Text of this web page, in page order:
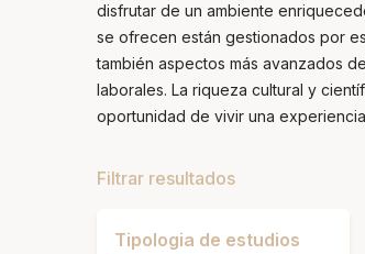
disfrutar de un ambiente
se ofrecen están gestionados por
también aspectos más avanzados
laborales. La riqueza cultural y
oportunidad de vivir una
Filtrar resultados
Tipologia de estudios